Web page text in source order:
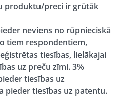
produktu/preci ir grūtāk
neviens no rūpnieciskā
tiem respondentiem,
tiesības, lielākajai
uz preču zīmi. 3%
tiesības uz
pieder tiesības uz patentu.